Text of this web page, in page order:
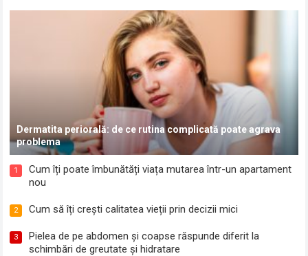
Dermatita periorală: de ce rutina complicată poate agrava
problema
1
Cum îți poate îmbunătăți viața mutarea într-un apartament
nou
2 Cum să îți crești calitatea vieții prin decizii mici
3
Pielea de pe abdomen și coapse răspunde diferit la
schimbări de greutate și hidratare